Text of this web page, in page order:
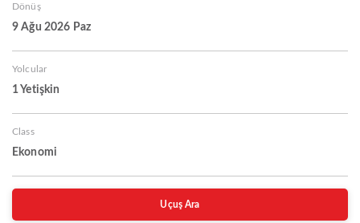
Dönüş
9 Ağu 2026 Paz
Yolcular
1 Yetişkin
Class
Ekonomi
Uçuş Ara